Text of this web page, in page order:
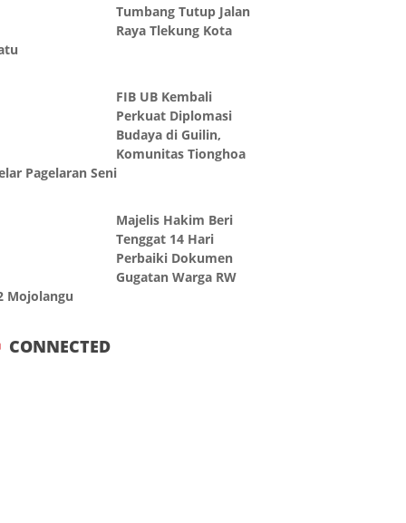
Tumbang Tutup Jalan
Raya Tlekung Kota
FIB UB Kembali
Perkuat Diplomasi
Budaya di Guilin,
Komunitas Tionghoa
Pagelaran Seni
Majelis Hakim Beri
Tenggat 14 Hari
Perbaiki Dokumen
Gugatan Warga RW
Mojolangu
CONNECTED